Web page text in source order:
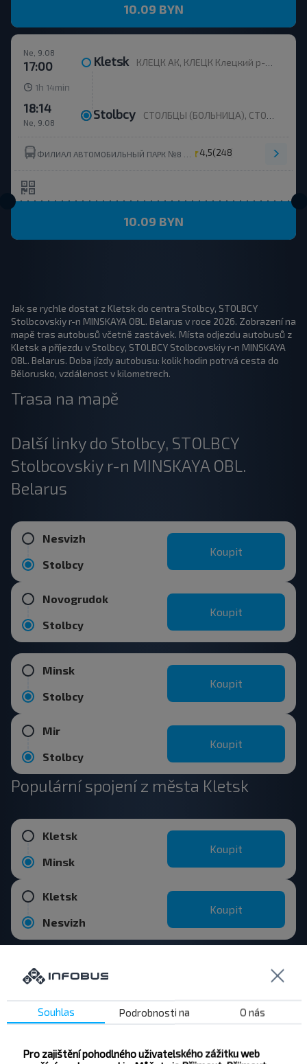
10.09 BYN
Ne, 9.08
17:00 Kletsk КЛЕЦК АК, КЛЕЦК Клецкий р-н МИНСКАЯ ОБЛ. Беларусь
1h 14 min
Ne, 9.08
18:14 Stolbcy СТОЛБЦЫ (БОЛЬНИЦА), СТОЛБЦЫ Столбцовский р-н МИНСКАЯ ОБЛ. Беларусь
4,5(248)
10.09 BYN
Jak se rychle dostat z Kletsk do centra Stolbcy, STOLBCY
Stolbcovskiy r-n MINSKAYA OBL. Belarus v roce 2026. Zobrazení na
mapě tras autobusů včetně zastávek. Místa odjezdu autobusů z
Kletsk a příjezdu v Stolbcy, STOLBCY Stolbcovskiy r-n MINSKAYA
OBL. Belarus. Doba jízdy autobusu: kolik hodin potrvá cesta do
Bělorusko, vzdálenost v kilometrech.
Trasa na mapě
Další linky do Stolbcy, STOLBCY
Stolbcovskiy r-n MINSKAYA OBL.
Belarus
Nesvizh
Stolbcy
Koupit
Novogrudok
Stolbcy
Koupit
Minsk
Stolbcy
Koupit
Mir
Stolbcy
Koupit
Populární spojení z města Kletsk
Kletsk
Minsk
Koupit
Kletsk
Nesvizh
Koupit
Kletsk
Dzierawnaja
Souhlas Podrobnosti na O nás
Pro zajištění pohodlného uživatelského zážitku web